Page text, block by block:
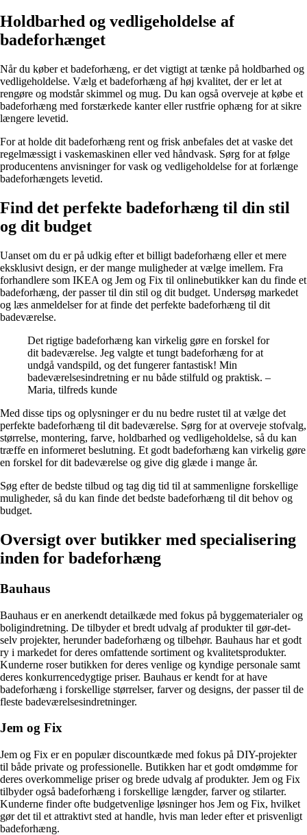
Holdbarhed og vedligeholdelse af
badeforhænget
Når du køber et badeforhæng, er det vigtigt at tænke på holdbarhed og
vedligeholdelse. Vælg et badeforhæng af høj kvalitet, der er let at
rengøre og modstår skimmel og mug. Du kan også overveje at købe et
badeforhæng med forstærkede kanter eller rustfrie ophæng for at sikre
længere levetid.
For at holde dit badeforhæng rent og frisk anbefales det at vaske det
regelmæssigt i vaskemaskinen eller ved håndvask. Sørg for at følge
producentens anvisninger for vask og vedligeholdelse for at forlænge
badeforhængets levetid.
Find det perfekte badeforhæng til din stil
og dit budget
Uanset om du er på udkig efter et billigt badeforhæng eller et mere
eksklusivt design, er der mange muligheder at vælge imellem. Fra
forhandlere som IKEA og Jem og Fix til onlinebutikker kan du finde et
badeforhæng, der passer til din stil og dit budget. Undersøg markedet
og læs anmeldelser for at finde det perfekte badeforhæng til dit
badeværelse.
Det rigtige badeforhæng kan virkelig gøre en forskel for
dit badeværelse. Jeg valgte et tungt badeforhæng for at
undgå vandspild, og det fungerer fantastisk! Min
badeværelsesindretning er nu både stilfuld og praktisk. –
Maria, tilfreds kunde
Med disse tips og oplysninger er du nu bedre rustet til at vælge det
perfekte badeforhæng til dit badeværelse. Sørg for at overveje stofvalg,
størrelse, montering, farve, holdbarhed og vedligeholdelse, så du kan
træffe en informeret beslutning. Et godt badeforhæng kan virkelig gøre
en forskel for dit badeværelse og give dig glæde i mange år.
Søg efter de bedste tilbud og tag dig tid til at sammenligne forskellige
muligheder, så du kan finde det bedste badeforhæng til dit behov og
budget.
Oversigt over butikker med specialisering
inden for badeforhæng
Bauhaus
Bauhaus er en anerkendt detailkæde med fokus på byggematerialer og
boligindretning. De tilbyder et bredt udvalg af produkter til gør-det-
selv projekter, herunder badeforhæng og tilbehør. Bauhaus har et godt
ry i markedet for deres omfattende sortiment og kvalitetsprodukter.
Kunderne roser butikken for deres venlige og kyndige personale samt
deres konkurrencedygtige priser. Bauhaus er kendt for at have
badeforhæng i forskellige størrelser, farver og designs, der passer til de
fleste badeværelsesindretninger.
Jem og Fix
Jem og Fix er en populær discountkæde med fokus på DIY-projekter
til både private og professionelle. Butikken har et godt omdømme for
deres overkommelige priser og brede udvalg af produkter. Jem og Fix
tilbyder også badeforhæng i forskellige længder, farver og stilarter.
Kunderne finder ofte budgetvenlige løsninger hos Jem og Fix, hvilket
gør det til et attraktivt sted at handle, hvis man leder efter et prisvenligt
badeforhæng.